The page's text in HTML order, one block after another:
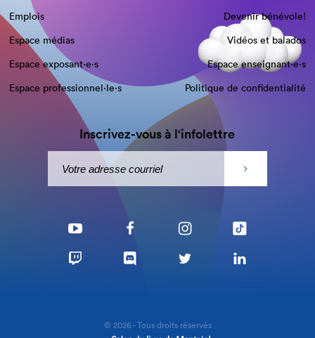
Emplois
Devenir bénévole!
Espace médias
Vidéos et balados
Espace exposant·e⋅s
Espace enseignant·e⋅s
Espace professionnel·le⋅s
Politique de confidentialité
Inscrivez-vous à l'infolettre
© 2026 - Tous droits réservés